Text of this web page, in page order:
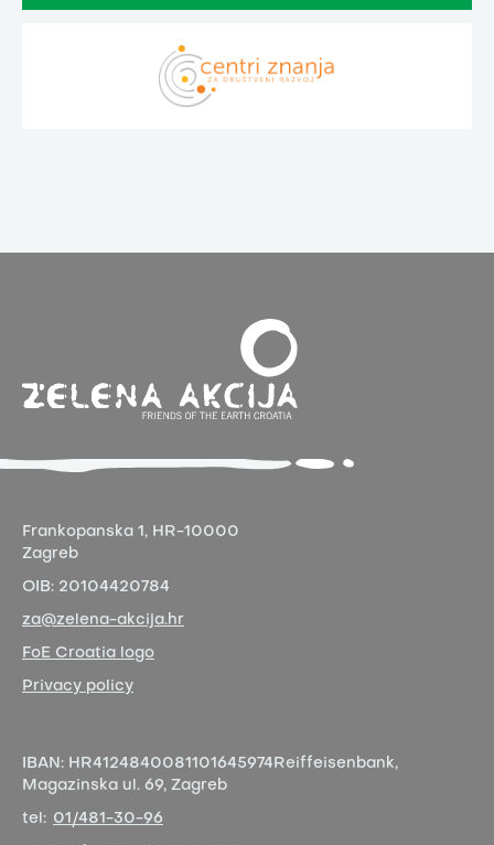
Frankopanska 1, HR-10000
Zagreb
OIB: 20104420784
za@zelena-akcija.hr
FoE Croatia logo
Privacy policy
IBAN: HR4124840081101645974 Reiffeisenbank,
Magazinska ul. 69, Zagreb
tel: 01/481-30-96